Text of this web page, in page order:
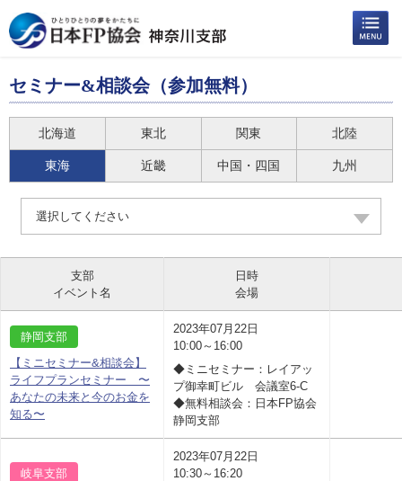
セミナー&相談会（参加無料）
北海道 東北 関東 北陸
東海 近畿 中国・四国 九州
選択してください
支部
イベント名
日時
会場
静岡支部
【ミニセミナー&相談会】
ライフプランセミナー 〜
あなたの未来と今のお金を
知る〜
2023年07月22日
10:00～16:00
◆ミニセミナー：レイアッ
プ御幸町ビル 会議室6-C
◆無料相談会：日本FP協会
静岡支部
岐阜支部
2023年07月22日
10:30～16:20